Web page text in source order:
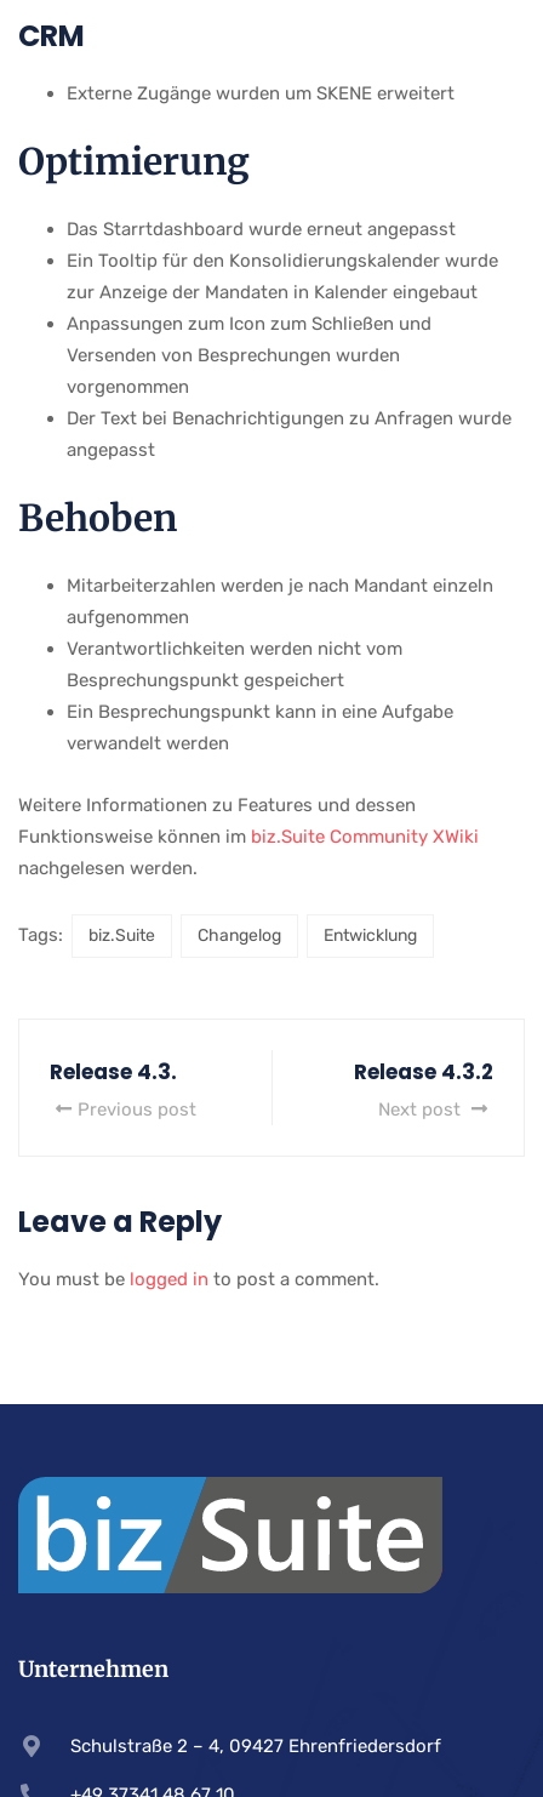
CRM
Externe Zugänge wurden um SKENE erweitert
Optimierung
Das Starrtdashboard wurde erneut angepasst
Ein Tooltip für den Konsolidierungskalender wurde
zur Anzeige der Mandaten in Kalender eingebaut
Anpassungen zum Icon zum Schließen und
Versenden von Besprechungen wurden
vorgenommen
Der Text bei Benachrichtigungen zu Anfragen wurde
angepasst
Behoben
Mitarbeiterzahlen werden je nach Mandant einzeln
aufgenommen
Verantwortlichkeiten werden nicht vom
Besprechungspunkt gespeichert
Ein Besprechungspunkt kann in eine Aufgabe
verwandelt werden
Weitere Informationen zu Features und dessen
Funktionsweise können im biz.Suite Community XWiki
nachgelesen werden.
Tags: biz.Suite Changelog Entwicklung
Release 4.3.
Previous post
Release 4.3.2
Next post
Leave a Reply
You must be logged in to post a comment.
Unternehmen
Schulstraße 2 – 4, 09427 Ehrenfriedersdorf